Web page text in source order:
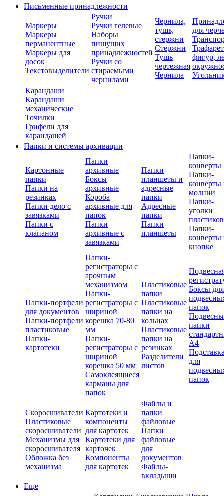
Письменные принадлежности
Маркеры
Маркеры
перманентные
Маркеры для
досок
Текстовыделители
Ручки
Ручки гелевые
Наборы
пишущих
принадлежностей
Ручки со
стираемыми
чернилами
Чернила,
тушь,
стержни
Стержни
Тушь
чертежная
Чернила
для
фигур,
Карандаши
Карандаши
механические
Точилки
Грифели для
карандашей
Папки и системы архивации
Картонные
папки
Папки на
резинках
Папки дело с
завязками
Папки с
клапаном
Папки
архивные
Боксы
архивные
Короба
архивные для
папок
Папки
архивные с
завязками
Папки
планшеты и
адресные
папки
Адресные
папки
Папки
планшеты
Папки-
конверты
Папки-
конверты
молнии
Папки-
уголки
Папки-
конверты
кнопке
Папки-портфели
для документов
Папки-портфели
пластиковые
Папки-
картотеки
Папки-
регистраторы с
арочным
механизмом
Папки-
регистраторы с
шириной
корешка 70-80
мм
Папки-
регистраторы с
шириной
корешка 50 мм
Самоклеящиеся
карманы для
папок
Пластиковые
папки
Пластиковые
папки на
кольцах
Пластиковые
папки на
резинках
Разделители
листов
Боксы для
папок
папки
А4
для
папок
Скоросшиватели
Пластиковые
скоросшиватели
Механизмы для
скоросшивателя
Обложка без
механизма
Картотеки и
компоненты
для картотек
Картотеки для
карточек
Компоненты
для картотек
Файлы и
папки
файловые
Папки
файловые
для
документов
Файлы-
вкладыши
Еще